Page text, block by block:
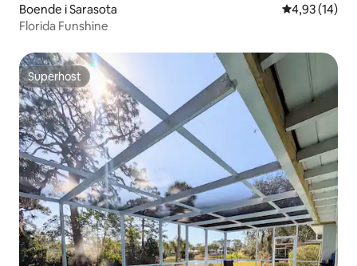
Boende i Sarasota 4,93 av 5 i
4,93 (14)
Florida Funshine
Superhost
Superhost